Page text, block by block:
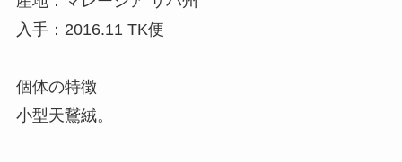
入手：2016.11 TK便
個体の特徴
小型天鵞絨。